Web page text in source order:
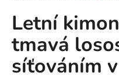
produktu
je
0,0
z
hvězdiček.
Letní
tmavá
síťováním
D
o
o